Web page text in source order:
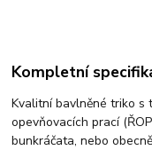
Kompletní
Kvalitní bavlněné triko s
opevňovacích prací
bunkráčata, nebo